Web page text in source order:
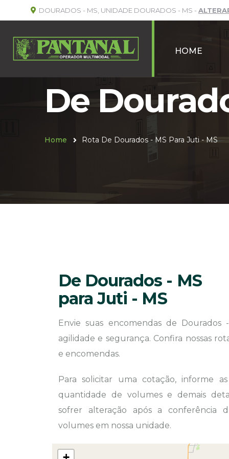
DOURADOS - MS, UNIDADE DOURADOS - MS -
HOME
De
Home Rota De Dourados - MS Para Juti - MS
De Dourados - MS
para Juti - MS
Envie suas encomendas de
agilidade e segurança. Confira nossas
e encomendas.
Para solicitar uma cotação, informe
quantidade de volumes e demais
sofrer alteração após a conferência
volumes em nossa unidade.